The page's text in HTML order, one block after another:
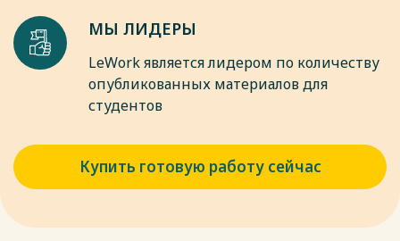
МЫ ЛИДЕРЫ
LeWork является лидером по количеству
опубликованных материалов для
студентов
Купить готовую работу сейчас